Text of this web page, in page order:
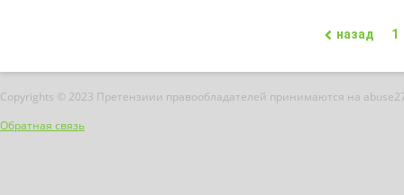
назад 1
Copyrights © 2023 Претензиии правообладателей принимаются на
Обратная связь